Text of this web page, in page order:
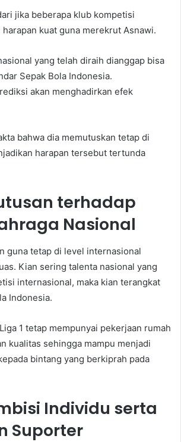
jika beberapa klub kompetisi
kuat guna merekrut Asnawi.
yang telah diraih dianggap bisa
Sepak Bola Indonesia.
akan menghadirkan efek
bahwa dia memutuskan tetap di
harapan tersebut tertunda
terhadap
Nasional
guna tetap di level internasional
Kian sering talenta nasional yang
internasional, maka kian terangkat
Indonesia.
1 tetap mempunyai pekerjaan rumah
kualitas sehingga mampu menjadi
bintang yang berkiprah pada
Individu serta
Suporter